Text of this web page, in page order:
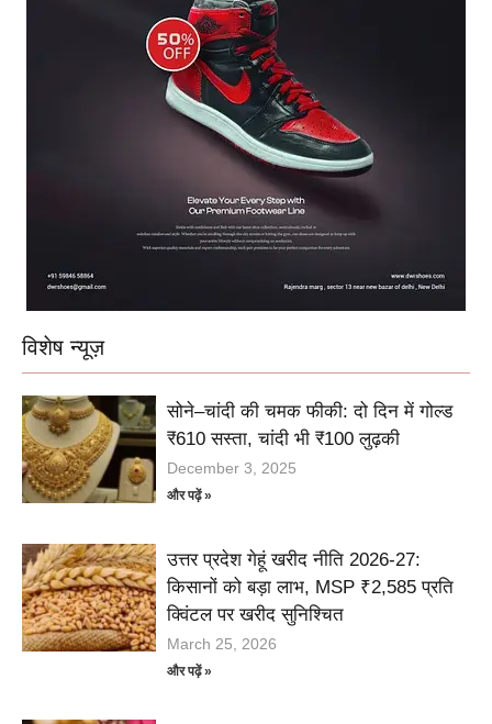
विशेष न्यूज़
सोने–चांदी की चमक फीकी: दो दिन में गोल्ड
₹610 सस्ता, चांदी भी ₹100 लुढ़की
December 3, 2025
और पढ़ें »
उत्तर प्रदेश गेहूं खरीद नीति 2026-27:
किसानों को बड़ा लाभ, MSP ₹2,585 प्रति
क्विंटल पर खरीद सुनिश्चित
March 25, 2026
और पढ़ें »